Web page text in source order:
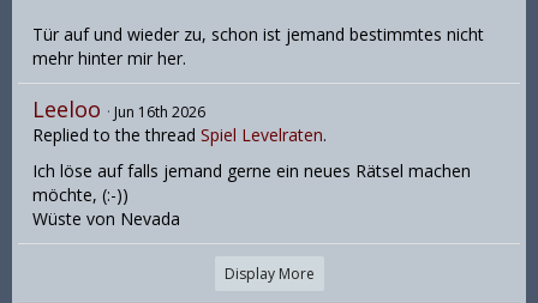
Tür auf und wieder zu, schon ist jemand bestimmtes nicht
mehr hinter mir her.
Leeloo Jun 16th 2026
Replied to the thread Spiel Levelraten.
Ich löse auf falls jemand gerne ein neues Rätsel machen
möchte, (:-))
Wüste von Nevada
Display More